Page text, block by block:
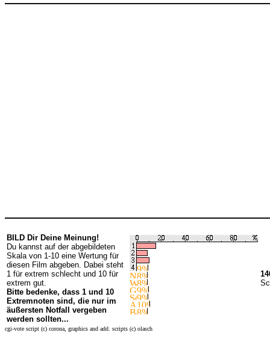
BILD Dir Deine Meinung!
Du kannst auf der abgebildeten
Skala von 1-10 eine Wertung für
diesen Film abgeben. Dabei steht
1 für extrem schlecht und 10 für
extrem gut.
Bitte bedenke, dass 1 und 10
Extremnoten sind, die nur im
äußersten Notfall vergeben
werden sollten...
cgi-vote script (c) corona, graphics and add. scripts (c) olasch